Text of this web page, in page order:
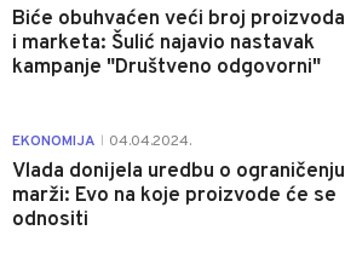
Biće obuhvaćen veći broj proizvoda
i marketa: Šulić najavio nastavak
kampanje "Društveno odgovorni"
EKONOMIJA 04.04.2024.
Vlada donijela uredbu o ograničenju
marži: Evo na koje proizvode će se
odnositi